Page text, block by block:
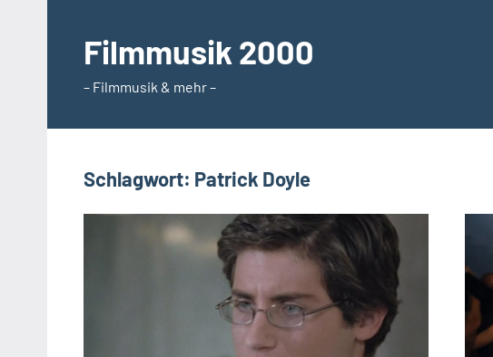
springenFilmmusik 2000
– Filmmusik & mehr –
Schlagwort: Patrick Doyle